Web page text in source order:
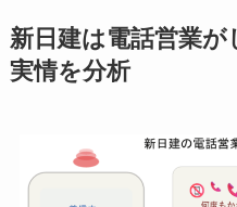
新日建は電話営業
実情を分析